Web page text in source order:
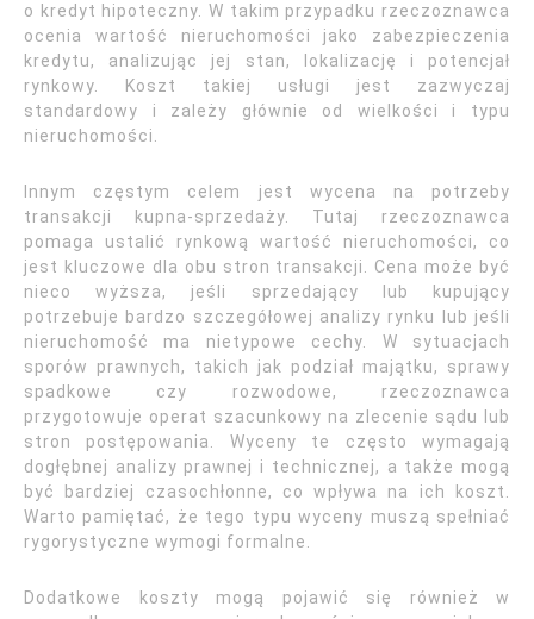
o kredyt hipoteczny. W takim przypadku rzeczoznawca
ocenia wartość nieruchomości jako zabezpieczenia
kredytu, analizując jej stan, lokalizację i potencjał
rynkowy. Koszt takiej usługi jest zazwyczaj
standardowy i zależy głównie od wielkości i typu
nieruchomości.
Innym częstym celem jest wycena na potrzeby
transakcji kupna-sprzedaży. Tutaj rzeczoznawca
pomaga ustalić rynkową wartość nieruchomości, co
jest kluczowe dla obu stron transakcji. Cena może być
nieco wyższa, jeśli sprzedający lub kupujący
potrzebuje bardzo szczegółowej analizy rynku lub jeśli
nieruchomość ma nietypowe cechy. W sytuacjach
sporów prawnych, takich jak podział majątku, sprawy
spadkowe czy rozwodowe, rzeczoznawca
przygotowuje operat szacunkowy na zlecenie sądu lub
stron postępowania. Wyceny te często wymagają
dogłębnej analizy prawnej i technicznej, a także mogą
być bardziej czasochłonne, co wpływa na ich koszt.
Warto pamiętać, że tego typu wyceny muszą spełniać
rygorystyczne wymogi formalne.
Dodatkowe koszty mogą pojawić się również w